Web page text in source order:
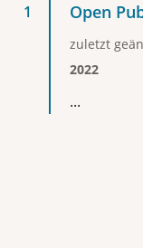
Open
zuletzt
2022
...